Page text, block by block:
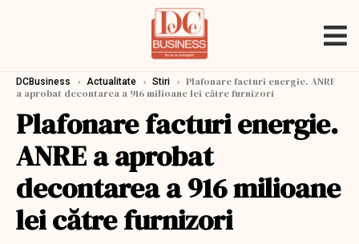
DCBusiness › Actualitate › Stiri › Plafonare facturi energie. ANRE
a aprobat decontarea a 916 milioane lei către furnizori
Plafonare facturi energie.
ANRE a aprobat
decontarea a 916 milioane
lei către furnizori